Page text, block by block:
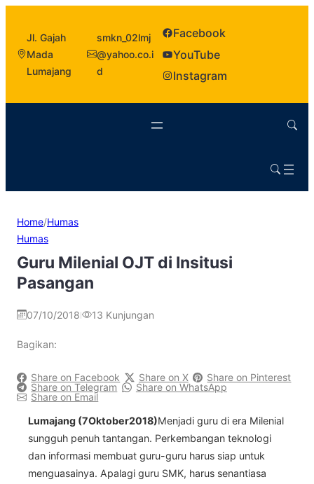
Jl. Gajah
Mada
Lumajang
smkn_02lmj
@yahoo.co.i
d
Facebook
YouTube
Instagram
Home/Humas
Humas
Guru Milenial OJT di Insitusi
Pasangan
07/10/2018 13 Kunjungan
Bagikan:
Share on Facebook Share on X
Share on Pinterest
Share on Telegram
Share on WhatsApp
Share on Email
Lumajang (7Oktober2018)Menjadi guru di era Milenial
sungguh penuh tantangan. Perkembangan teknologi
dan informasi membuat guru-guru harus siap untuk
menguasainya. Apalagi guru SMK, harus senantiasa